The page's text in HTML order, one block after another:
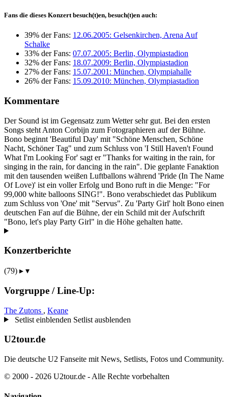
Fans die dieses Konzert besuch(t)en, besuch(t)en auch:
39% der Fans: 12.06.2005: Gelsenkirchen, Arena Auf
Schalke
33% der Fans: 07.07.2005: Berlin, Olympiastadion
32% der Fans: 18.07.2009: Berlin, Olympiastadion
27% der Fans: 15.07.2001: München, Olympiahalle
26% der Fans: 15.09.2010: München, Olympiastadion
Kommentare
Der Sound ist im Gegensatz zum Wetter sehr gut. Bei den ersten
Songs steht Anton Corbijn zum Fotographieren auf der Bühne.
Bono beginnt 'Beautiful Day' mit "Schöne Menschen, Schöne
Nacht, Schöner Tag" und zum Schluss von 'I Still Haven't Found
What I'm Looking For' sagt er "Thanks for waiting in the rain, for
singing in the rain, for dancing in the rain". Die geplante Fanaktion
mit den tausenden weißen Luftballons während 'Pride (In The Name
Of Love)' ist ein voller Erfolg und Bono ruft in die Menge: "For
99,000 white balloons SING!". Bono verabschiedet das Publikum
zum Schluss von 'One' mit "Servus". Zu 'Party Girl' holt Bono einen
deutschen Fan auf die Bühne, der ein Schild mit der Aufschrift
"Bono, let's play Party Girl" in die Höhe gehalten hatte.
Konzertberichte
(79) ▸ ▾
Vorgruppe / Line-Up:
The Zutons , Keane
Setlist einblenden Setlist ausblenden
U2tour.de
Die deutsche U2 Fanseite mit News, Setlists, Fotos und Community.
© 2000 - 2026 U2tour.de - Alle Rechte vorbehalten